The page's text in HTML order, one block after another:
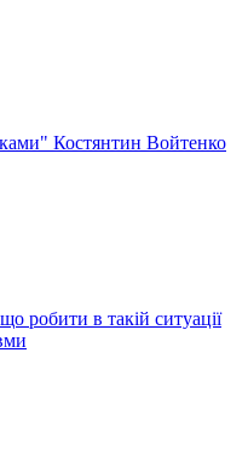
Костянтин Войтенко
робити в такій ситуації